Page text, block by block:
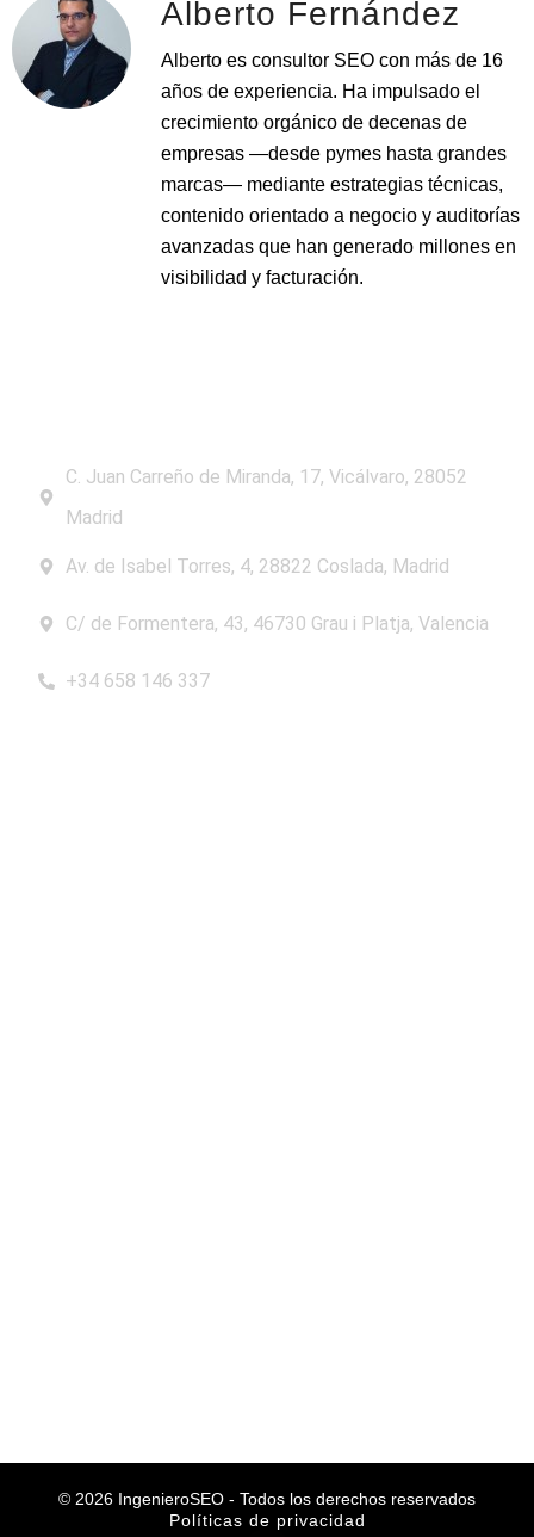
Alberto Fernández
Alberto es consultor SEO con más de 16
años de experiencia. Ha impulsado el
crecimiento orgánico de decenas de
empresas —desde pymes hasta grandes
marcas— mediante estrategias técnicas,
contenido orientado a negocio y auditorías
avanzadas que han generado millones en
visibilidad y facturación.
C. Juan Carreño de Miranda, 17, Vicálvaro, 28052
Madrid
Av. de Isabel Torres, 4, 28822 Coslada, Madrid
C/ de Formentera, 43, 46730 Grau i Platja, Valencia
+34 658 146 337
© 2026 IngenieroSEO - Todos los derechos reservados
Políticas de privacidad